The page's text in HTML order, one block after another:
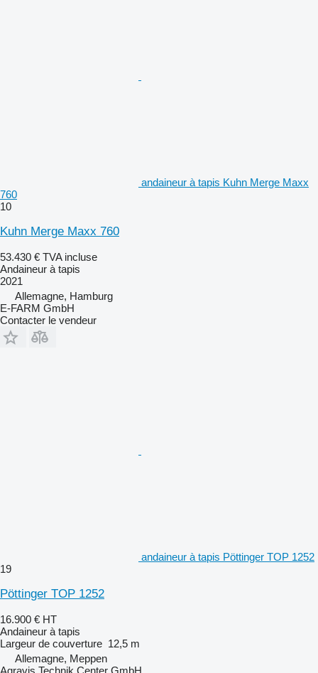
andaineur à tapis Kuhn Merge Maxx
760
10
Kuhn Merge Maxx 760
53.430 € TVA incluse
Andaineur à tapis
2021
Allemagne, Hamburg
E-FARM GmbH
Contacter le vendeur
andaineur à tapis Pöttinger TOP 1252
19
Pöttinger TOP 1252
16.900 € HT
Andaineur à tapis
Largeur de couverture 12,5 m
Allemagne, Meppen
Agravis Technik Center GmbH